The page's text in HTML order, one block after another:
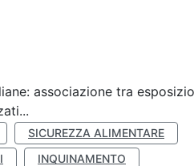
associazione tra
SICUREZZA ALIMENTARE
INQUINAMENTO